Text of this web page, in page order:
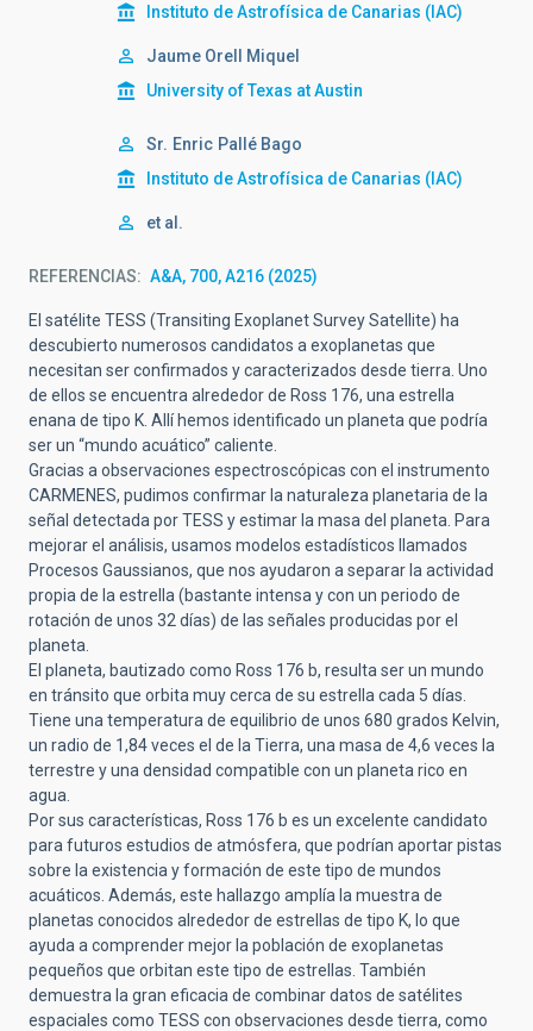
Instituto de Astrofísica de Canarias (IAC)
Jaume Orell Miquel
University of Texas at Austin
Sr. Enric Pallé Bago
Instituto de Astrofísica de Canarias (IAC)
et al.
REFERENCIAS A&A, 700, A216 (2025)
El satélite TESS (Transiting Exoplanet Survey Satellite) ha
descubierto numerosos candidatos a exoplanetas que
necesitan ser confirmados y caracterizados desde tierra. Uno
de ellos se encuentra alrededor de Ross 176, una estrella
enana de tipo K. Allí hemos identificado un planeta que podría
ser un “mundo acuático” caliente.
Gracias a observaciones espectroscópicas con el instrumento
CARMENES, pudimos confirmar la naturaleza planetaria de la
señal detectada por TESS y estimar la masa del planeta. Para
mejorar el análisis, usamos modelos estadísticos llamados
Procesos Gaussianos, que nos ayudaron a separar la actividad
propia de la estrella (bastante intensa y con un periodo de
rotación de unos 32 días) de las señales producidas por el
planeta.
El planeta, bautizado como Ross 176 b, resulta ser un mundo
en tránsito que orbita muy cerca de su estrella cada 5 días.
Tiene una temperatura de equilibrio de unos 680 grados Kelvin,
un radio de 1,84 veces el de la Tierra, una masa de 4,6 veces la
terrestre y una densidad compatible con un planeta rico en
agua.
Por sus características, Ross 176 b es un excelente candidato
para futuros estudios de atmósfera, que podrían aportar pistas
sobre la existencia y formación de este tipo de mundos
acuáticos. Además, este hallazgo amplía la muestra de
planetas conocidos alrededor de estrellas de tipo K, lo que
ayuda a comprender mejor la población de exoplanetas
pequeños que orbitan este tipo de estrellas. También
demuestra la gran eficacia de combinar datos de satélites
espaciales como TESS con observaciones desde tierra, como